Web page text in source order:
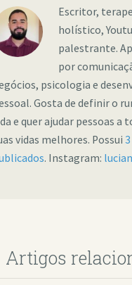
Escritor,
holístico,
palestrante.
por
psicologia e
Gosta de definir o
e quer ajudar pessoas a
vidas melhores. Possui
. Instagram:
Artigos